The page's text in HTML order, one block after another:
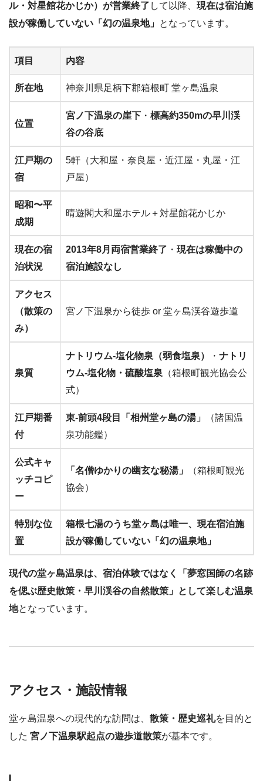
ル・対星館花かじか）が営業終了 して以降、 現在は宿泊施
設が稼働していない「幻の温泉地」 となっています。
項目 内容
所在地 神奈川県足柄下郡箱根町 堂ヶ島温泉
位置
宮ノ下温泉の崖下 ・ 標高約350mの早川渓
谷の谷底
江戸期の
宿
5軒（大和屋・奈良屋・近江屋・丸屋・江
戸屋）
昭和〜平
成期
晴遊閣大和屋ホテル＋対星館花かじか
現在の宿
泊状況
2013年8月両宿営業終了 ・ 現在は稼働中の
宿泊施設なし
アクセス
（散策の
み）
宮ノ下温泉から徒歩 or 堂ヶ島渓谷遊歩道
泉質
ナトリウム-塩化物泉（弱食塩泉） ・ ナトリ
ウム-塩化物・硫酸塩泉 （箱根町観光協会公
式）
江戸期番
付
東-前頭4段目「相州堂ヶ島の湯」
（諸国温
泉功能鑑）
公式キャ
ッチコピ
ー
「名僧ゆかりの幽玄な秘湯」
（箱根町観光
協会）
特別な位
置
箱根七湯のうち堂ヶ島は唯一、現在宿泊施
設が稼働していない「幻の温泉地」
現代の堂ヶ島温泉は、宿泊体験ではなく「夢窓国師の名跡
を偲ぶ歴史散策・早川渓谷の自然散策」として楽しむ温泉
地となっています。
アクセス・施設情報
堂ヶ島温泉への現代的な訪問は、 散策・歴史巡礼を目的と
した 宮ノ下温泉駅起点の遊歩道散策が基本です。